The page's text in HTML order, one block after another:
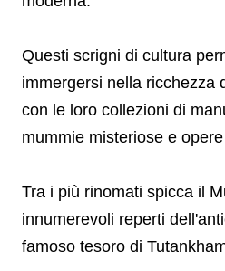
Questi scrigni di cultura
immergersi nella ricchezza
con le loro collezioni di
mummie misteriose e
Tra i più rinomati spicca il
innumerevoli reperti
famoso tesoro di